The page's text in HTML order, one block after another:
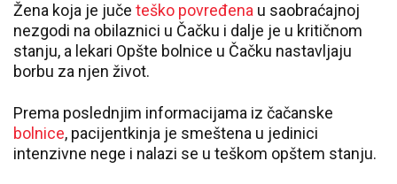
Žena koja je juče teško povređena u saobraćajnoj
nezgodi na obilaznici u Čačku i dalje je u kritičnom
stanju, a lekari Opšte bolnice u Čačku nastavljaju
borbu za njen život.
Prema poslednjim informacijama iz čačanske
bolnice, pacijentkinja je smeštena u jedinici
intenzivne nege i nalazi se u teškom opštem stanju.